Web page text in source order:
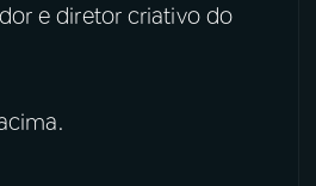
e diretor criativo do